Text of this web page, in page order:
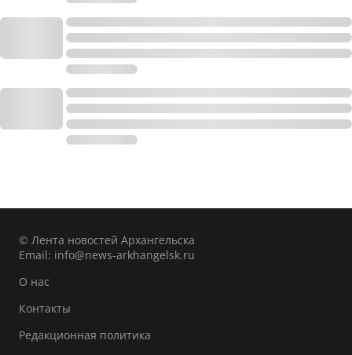
© Лента новостей Архангельска
Email: info@news-arkhangelsk.ru
О нас
Контакты
Редакционная политика